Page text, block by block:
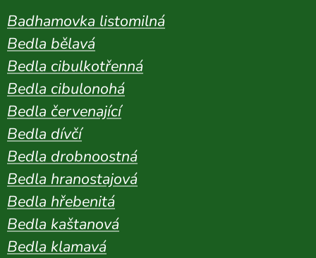
Badhamovka listomilná
Bedla bělavá
Bedla cibulkotřenná
Bedla cibulonohá
Bedla červenající
Bedla dívčí
Bedla drobnoostná
Bedla hranostajová
Bedla hřebenitá
Bedla kaštanová
Bedla klamavá